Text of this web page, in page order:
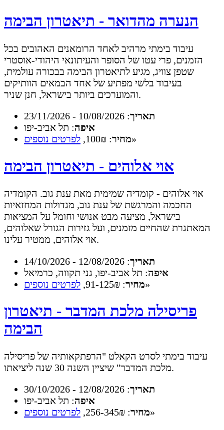
הנערה מהדואר - תיאטרון הבימה
עיבוד בימתי מרהיב לאחד הרומאנים האהובים בכל
הזמנים, פרי עטו של הסופר והעיתונאי היהודי-אוסטרי
שטפן צוויג, מגיע לתיאטרון הבימה בבכורה עולמית,
בעיבוד בלשי מפתיע של אחד הבמאים הוותיקים
והמוערכים ביותר בישראל, חנן שניר.
תאריך: 10/08/2026 - 23/11/2026
איפה: תל אביב-יפו
מחיר: 100₪, לפרטים נוספים »
אוי אלוהים - תיאטרון הבימה
אוי אלוהים - קומדיה שמימית מאת ענת גוב. הקומדיה
החכמה והמרגשת של ענת גוב, מגדולות המחזאיות
בישראל, מציעה מבט אנושי וחומל על המציאות
המאתגרת שהחיים מזמנים, ועל גזירות הגורל שאלוהים,
אוי אלוהים, ממטיר עלינו.
תאריך: 12/08/2026 - 14/10/2026
איפה: תל אביב-יפו, גני תקווה, כרמיאל
מחיר: 91-125₪, לפרטים נוספים »
פריסילה מלכת המדבר - תיאטרון
הבימה
עיבוד בימתי לסרט הקאלט "הרפתקאותיה של פריסילה
מלכת המדבר" שיציין השנה 30 שנה ליציאתו.
תאריך: 12/08/2026 - 30/10/2026
איפה: תל אביב-יפו
מחיר: 256-345₪, לפרטים נוספים »